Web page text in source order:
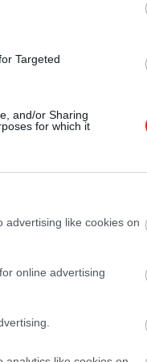
Targeted
and/or Sharing
for which it
advertising like cookies on
online advertising
heverő